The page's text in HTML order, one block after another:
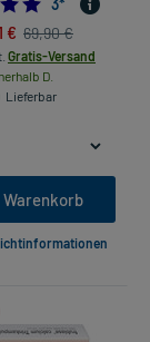
€ 69,90 €
Gratis-Versand
D.
Lieferbar
Warenkorb